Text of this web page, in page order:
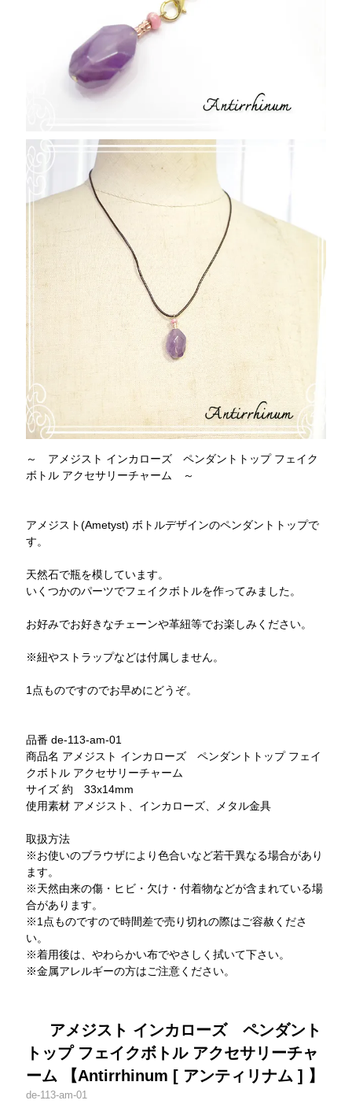
～ アメジスト インカローズ ペンダントトップ フェイク
ボトル アクセサリーチャーム ～
アメジスト(Ametyst) ボトルデザインのペンダントトップで
す。
天然石で瓶を模しています。
いくつかのパーツでフェイクボトルを作ってみました。
お好みでお好きなチェーンや革紐等でお楽しみください。
※紐やストラップなどは付属しません。
1点ものですのでお早めにどうぞ。
品番 de-113-am-01
商品名 アメジスト インカローズ ペンダントトップ フェイ
クボトル アクセサリーチャーム
サイズ 約 33x14mm
使用素材 アメジスト、インカローズ、メタル金具
取扱方法
※お使いのブラウザにより色合いなど若干異なる場合があり
ます。
※天然由来の傷・ヒビ・欠け・付着物などが含まれている場
合があります。
※1点ものですので時間差で売り切れの際はご容赦くださ
い。
※着用後は、やわらかい布でやさしく拭いて下さい。
※金属アレルギーの方はご注意ください。
アメジスト インカローズ ペンダント
トップ フェイクボトル アクセサリーチャ
ーム 【Antirrhinum [ アンティリナム ] 】
de-113-am-01